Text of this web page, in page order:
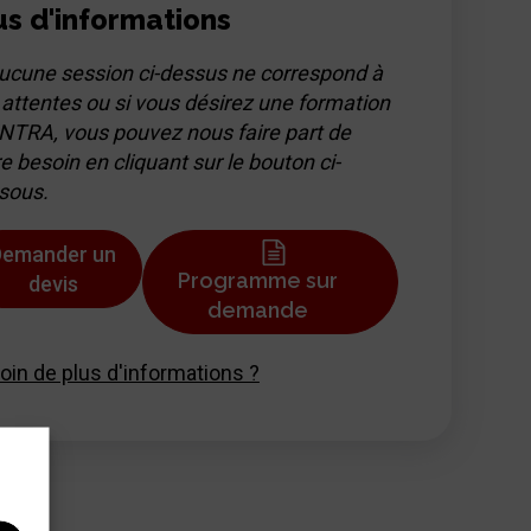
d'informations
session ci-dessus ne correspond à
attentes ou si vous désirez une formation
vous pouvez nous faire part de
besoin en cliquant sur le bouton ci-
un
devis
Programme sur
demande
de plus d'informations ?